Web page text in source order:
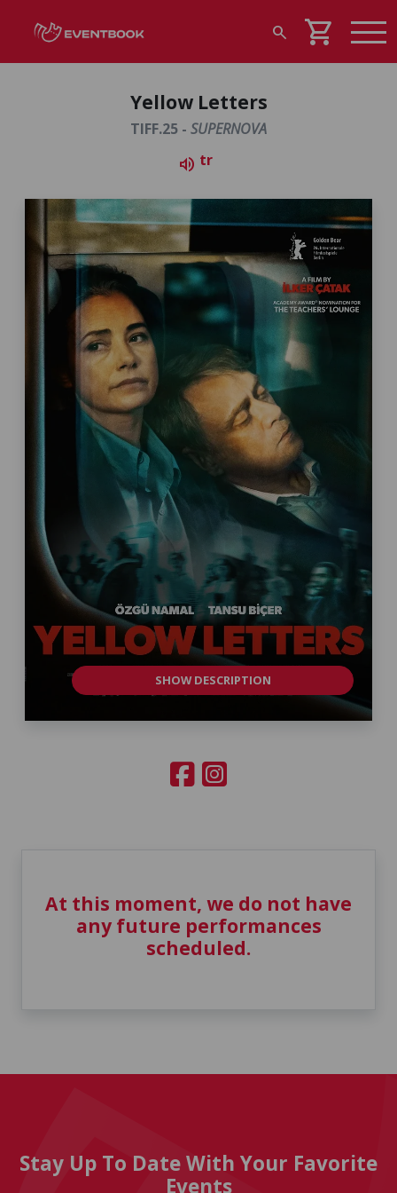
search shopping_cart
Yellow Letters
TIFF.25 - SUPERNOVA
volume_up tr
SHOW DESCRIPTION
At this moment, we do not have
any future performances
scheduled.
Stay Up To Date With Your Favorite
Events